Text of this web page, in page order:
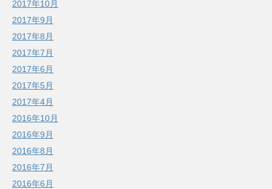
2017年10月
2017年9月
2017年8月
2017年7月
2017年6月
2017年5月
2017年4月
2016年10月
2016年9月
2016年8月
2016年7月
2016年6月